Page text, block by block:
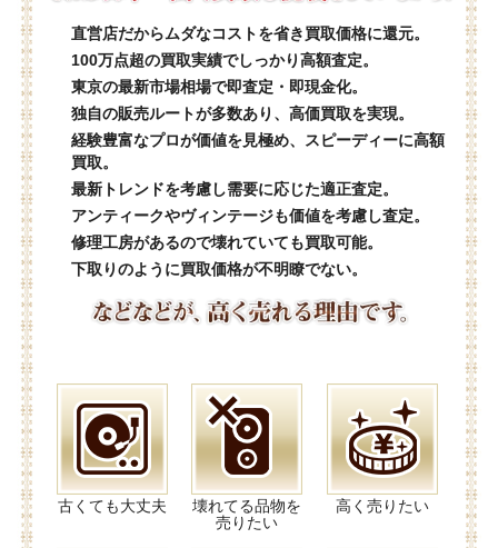
直営店だからムダなコストを省き買取価格に還元。
100万点超の買取実績でしっかり高額査定。
東京の最新市場相場で即査定・即現金化。
独自の販売ルートが多数あり、高価買取を実現。
経験豊富なプロが価値を見極め、スピーディーに高額
買取。
最新トレンドを考慮し需要に応じた適正査定。
アンティークやヴィンテージも価値を考慮し査定。
修理工房があるので壊れていても買取可能。
下取りのように買取価格が不明瞭でない。
古くても大丈夫
壊れてる品物を
売りたい
高く売りたい